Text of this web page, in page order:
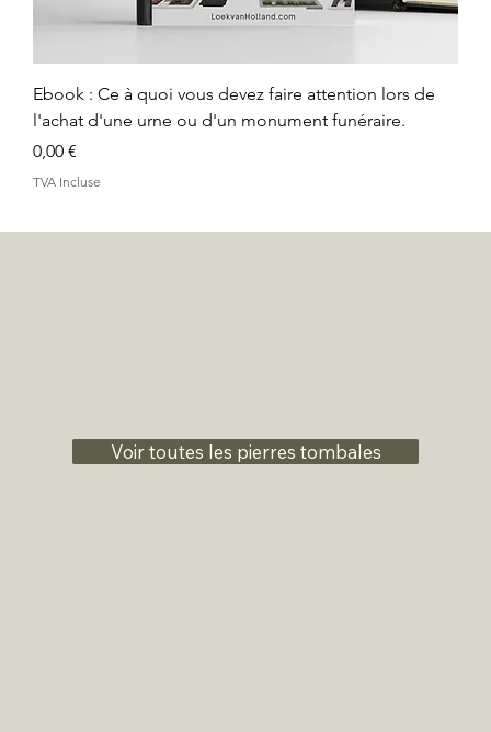
Ebook : Ce à quoi vous devez faire attention lors de
l'achat d'une urne ou d'un monument funéraire.
Prix
0,00 €
TVA Incluse
Voir toutes les pierres tombales